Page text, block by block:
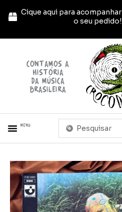
para
conteúdo
Cique aqui para acompanhar
o seu pedido!
contamos a
história
da música
brasileira
Menu
Pesquisar